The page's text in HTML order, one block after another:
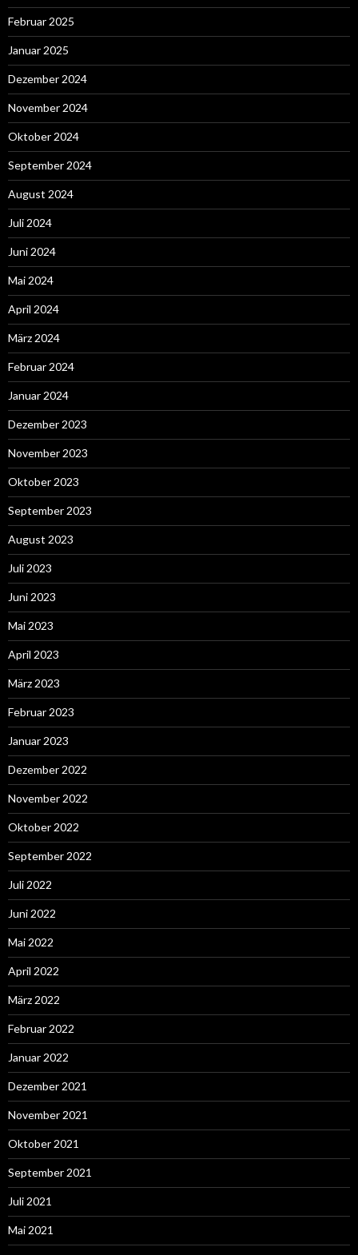
Februar 2025
Januar 2025
Dezember 2024
November 2024
Oktober 2024
September 2024
August 2024
Juli 2024
Juni 2024
Mai 2024
April 2024
März 2024
Februar 2024
Januar 2024
Dezember 2023
November 2023
Oktober 2023
September 2023
August 2023
Juli 2023
Juni 2023
Mai 2023
April 2023
März 2023
Februar 2023
Januar 2023
Dezember 2022
November 2022
Oktober 2022
September 2022
Juli 2022
Juni 2022
Mai 2022
April 2022
März 2022
Februar 2022
Januar 2022
Dezember 2021
November 2021
Oktober 2021
September 2021
Juli 2021
Mai 2021